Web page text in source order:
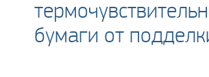
бумаги от